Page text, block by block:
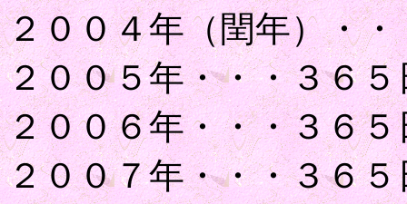
２００４年（閏年）・
２００５年・・・３６５
２００６年・・・３６５
２００７年・・・３６５